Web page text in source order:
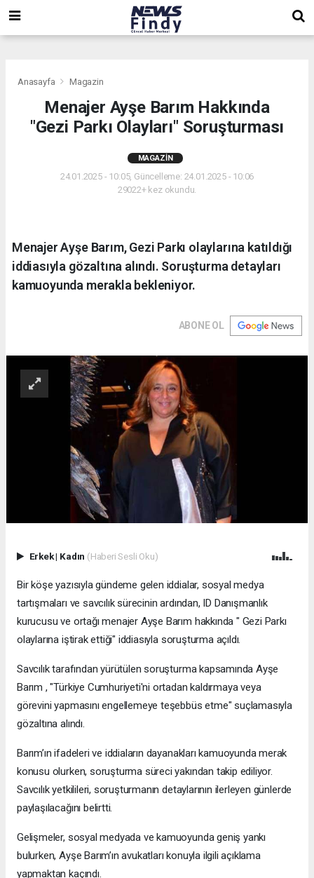
Anasayfa Magazin
Menajer Ayşe Barım Hakkında
"Gezi Parkı Olayları" Soruşturması
MAGAZIN
24.01.2025 - 10:05, Güncelleme: 24.01.2025 - 10:06
29022+ kez okundu.
Menajer Ayşe Barım, Gezi Parkı olaylarına katıldığı
iddiasıyla gözaltına alındı. Soruşturma detayları
kamuoyunda merakla bekleniyor.
ABONE OL
Erkek| Kadın (Haberi Sesli Oku)
Bir köşe yazısıyla gündeme gelen iddialar, sosyal medya
tartışmaları ve savcılık sürecinin ardından, ID Danışmanlık
kurucusu ve ortağı menajer Ayşe Barım hakkında " Gezi Parkı
olaylarına iştirak ettiği" iddiasıyla soruşturma açıldı.
Savcılık tarafından yürütülen soruşturma kapsamında Ayşe
Barım , "Türkiye Cumhuriyeti'ni ortadan kaldırmaya veya
görevini yapmasını engellemeye teşebbüs etme" suçlamasıyla
gözaltına alındı.
Barım’ın ifadeleri ve iddiaların dayanakları kamuoyunda merak
konusu olurken, soruşturma süreci yakından takip ediliyor.
Savcılık yetkilileri, soruşturmanın detaylarının ilerleyen günlerde
paylaşılacağını belirtti.
Gelişmeler, sosyal medyada ve kamuoyunda geniş yankı
bulurken, Ayşe Barım’ın avukatları konuyla ilgili açıklama
yapmaktan kaçındı.